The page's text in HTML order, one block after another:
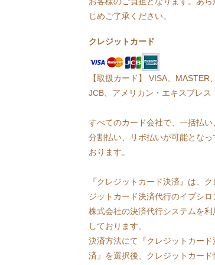
じめご了承ください。
クレジットカード
【取扱カード】 VISA、MASTER、
JCB、アメリカン・エキスプレス
すべてのカード会社で、一括払い
分割払い、リボ払いが可能となっ
おります。
『クレジットカード決済』は、ク
ジットカード決済代行のイプシロ
株式会社の決済代行システムを利
しております。
決済方法にて『クレジットカード
済』を選択後、クレジットカード